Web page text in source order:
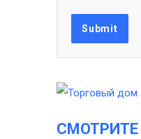
СМОТРИТЕ